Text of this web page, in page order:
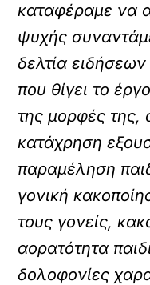
καταφέραμε να
ψυχής
δελτία
που θίγει το
της μορφές της,
κατάχρηση
παραμέληση
γονική
τους γονείς,
αορατότητα
δολοφονίες